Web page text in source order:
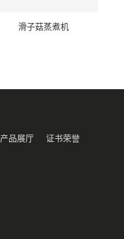
滑子菇蒸煮机
产品展厅 证书荣誉